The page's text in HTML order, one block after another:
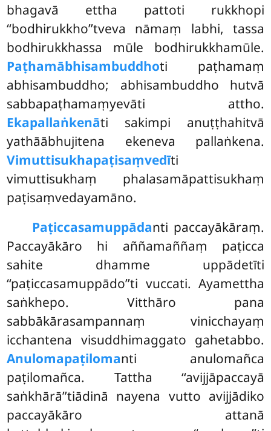
bhagavā ettha pattoti rukkhopi
‘‘bodhirukkho’’tveva nāmaṃ labhi, tassa
bodhirukkhassa mūle bodhirukkhamūle.
Paṭhamābhisambuddhoti paṭhamaṃ
abhisambuddho; abhisambuddho hutvā
sabbapaṭhamaṃyevāti attho.
Ekapallaṅkenāti sakimpi anuṭṭhahitvā
yathāābhujitena ekeneva pallaṅkena.
Vimuttisukhapaṭisaṃvedīti
vimuttisukhaṃ phalasamāpattisukhaṃ
paṭisaṃvedayamāno.
Paṭiccasamuppādanti paccayākāraṃ.
Paccayākāro hi aññamaññaṃ paṭicca
sahite dhamme uppādetīti
‘‘paṭiccasamuppādo’’ti vuccati. Ayamettha
saṅkhepo. Vitthāro pana
sabbākārasampannaṃ vinicchayaṃ
icchantena visuddhimaggato gahetabbo.
Anulomapaṭilomanti anulomañca
paṭilomañca. Tattha ‘‘avijjāpaccayā
saṅkhārā’’tiādinā nayena vutto avijjādiko
paccayākāro attanā